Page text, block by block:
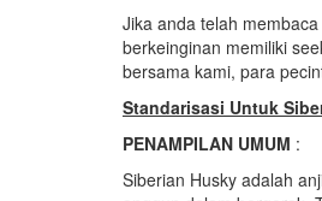
Jika anda telah
berkeinginan memiliki
bersama kami, para
Standarisasi Untuk
PENAMPILAN UMUM :
Siberian Husky adalah